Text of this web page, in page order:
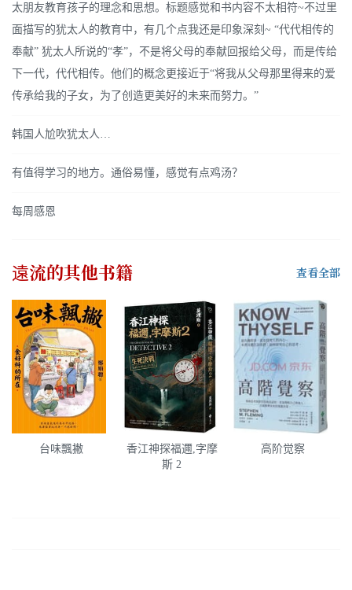
太朋友教育孩子的理念和思想。标题感觉和书内容不太相符~不过里
面描写的犹太人的教育中，有几个点我还是印象深刻~ “代代相传的
奉献” 犹太人所说的“孝”，不是将父母的奉献回报给父母，而是传给
下一代，代代相传。他们的概念更接近于“将我从父母那里得来的爱
传承给我的子女，为了创造更美好的未来而努力。”
韩国人尬吹犹太人…
有值得学习的地方。通俗易懂，感觉有点鸡汤？
每周感恩
遠流的其他书籍 查看全部
台味飄撇
香江神探福邇,字摩
斯 2
高阶觉察